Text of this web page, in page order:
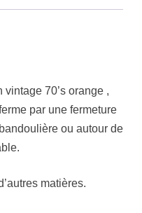
70’s orange ,
par une fermeture
ou autour de
matières.